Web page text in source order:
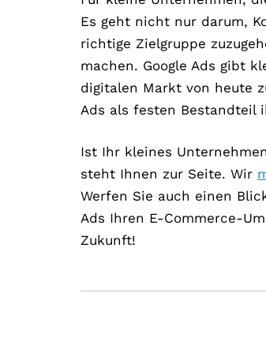
Es geht nicht nur darum,
richtige Zielgruppe
machen. Google Ads gibt
digitalen Markt von heute
Ads als festen Bestandteil
Ist Ihr kleines
steht Ihnen zur Seite. Wir
Werfen Sie auch einen
Ads Ihren E-Commerce-
Zukunft!